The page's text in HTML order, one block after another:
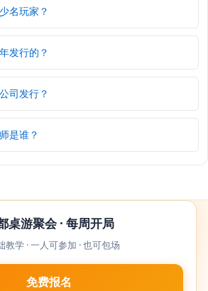
名玩家？
发行的？
司发行？
是谁？
桌游聚会 · 每周开局
教学 · 一人可参加 · 也可包场
免费报名